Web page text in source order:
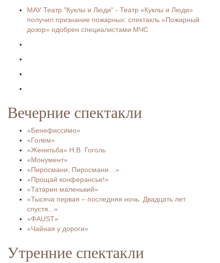
МАУ Театр "Куклы и Люди" - Театр «Куклы и Люди»
получил признание пожарных: спектакль «Пожарный
дозор» одобрен специалистами МЧС
Вечерние спектакли
«Бенефиссимо»
«Голем»
«Женитьба» Н.В. Гоголь
«Монумент»
«Пиросмани, Пиросмани…»
«Прощай конферансье!»
«Татарин маленький»
«Тысяча первая – последняя ночь. Двадцать лет
спустя...»
«ФAUST»
«Чайная у дороги»
Утренние спектакли